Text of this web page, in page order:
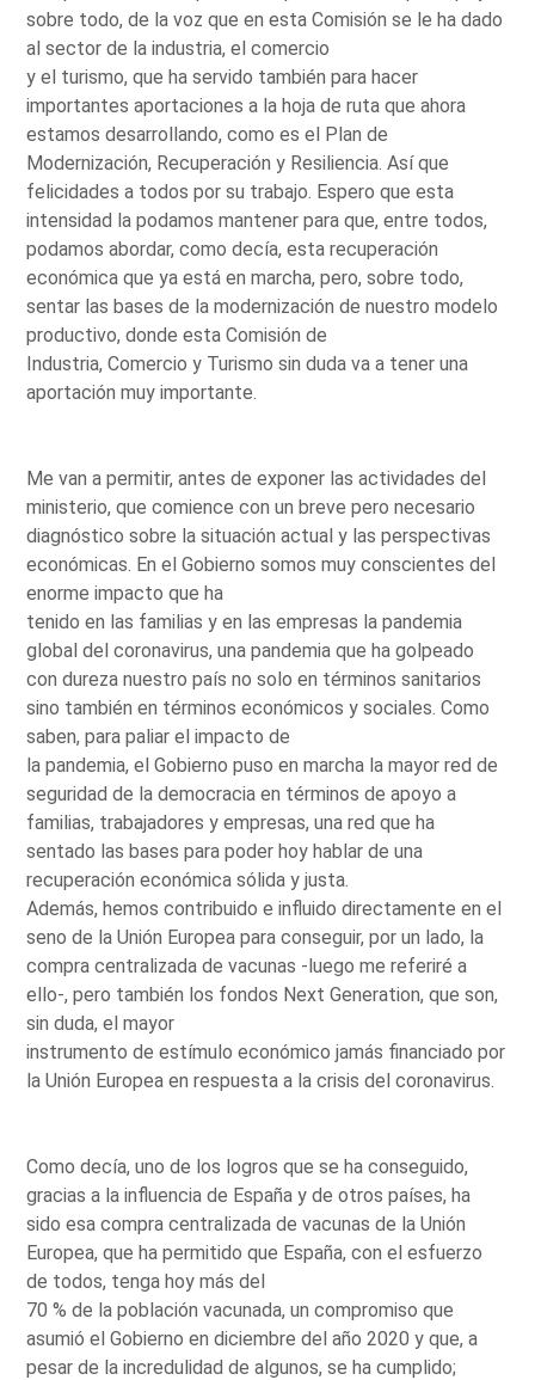
sobre todo, de la voz que en esta Comisión se le ha dado
al sector de la industria, el comercio
y el turismo, que ha servido también para hacer
importantes aportaciones a la hoja de ruta que ahora
estamos desarrollando, como es el Plan de
Modernización, Recuperación y Resiliencia. Así que
felicidades a todos por su trabajo. Espero que esta
intensidad la podamos mantener para que, entre todos,
podamos abordar, como decía, esta recuperación
económica que ya está en marcha, pero, sobre todo,
sentar las bases de la modernización de nuestro modelo
productivo, donde esta Comisión de
Industria, Comercio y Turismo sin duda va a tener una
aportación muy importante.
Me van a permitir, antes de exponer las actividades del
ministerio, que comience con un breve pero necesario
diagnóstico sobre la situación actual y las perspectivas
económicas. En el Gobierno somos muy conscientes del
enorme impacto que ha
tenido en las familias y en las empresas la pandemia
global del coronavirus, una pandemia que ha golpeado
con dureza nuestro país no solo en términos sanitarios
sino también en términos económicos y sociales. Como
saben, para paliar el impacto de
la pandemia, el Gobierno puso en marcha la mayor red de
seguridad de la democracia en términos de apoyo a
familias, trabajadores y empresas, una red que ha
sentado las bases para poder hoy hablar de una
recuperación económica sólida y justa.
Además, hemos contribuido e influido directamente en el
seno de la Unión Europea para conseguir, por un lado, la
compra centralizada de vacunas -luego me referiré a
ello-, pero también los fondos Next Generation, que son,
sin duda, el mayor
instrumento de estímulo económico jamás financiado por
la Unión Europea en respuesta a la crisis del coronavirus.
Como decía, uno de los logros que se ha conseguido,
gracias a la influencia de España y de otros países, ha
sido esa compra centralizada de vacunas de la Unión
Europea, que ha permitido que España, con el esfuerzo
de todos, tenga hoy más del
70 % de la población vacunada, un compromiso que
asumió el Gobierno en diciembre del año 2020 y que, a
pesar de la incredulidad de algunos, se ha cumplido;